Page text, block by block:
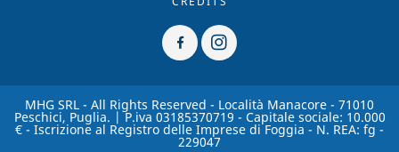
MHG SRL - All Rights Reserved - Località Manacore - 71010
Peschici, Puglia. | P.iva 03185370719 - Capitale sociale: 10.000
€ - Iscrizione al Registro delle Imprese di Foggia - N. REA: fg -
229047